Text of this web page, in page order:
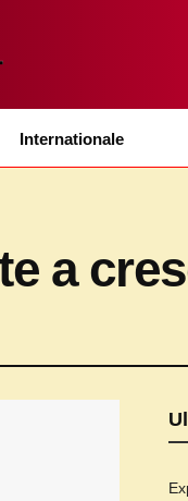
Internationale
a